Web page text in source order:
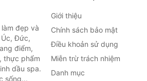
đẹp và
Úc, Đức,
điểm,
thực phẩm
dầu spa.
sống...
Giới thiệu
Chính sách bảo mật
Điều khoản sử dụng
Miễn trừ trách nhiệm
Danh mục